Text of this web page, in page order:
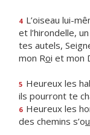
4 L’oiseau lui-
et l’hirondelle,
tes autels,
mon Roi et mon
5 Heureux les
ils pourront te
6 Heureux les
des chemins s’ou